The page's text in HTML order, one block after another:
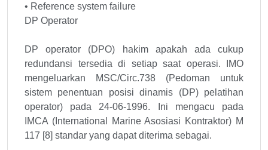
• Reference system failure
DP Operator
DP operator (DPO) hakim apakah ada cukup
redundansi tersedia di setiap saat operasi. IMO
mengeluarkan MSC/Circ.738 (Pedoman untuk
sistem penentuan posisi dinamis (DP) pelatihan
operator) pada 24-06-1996. Ini mengacu pada
IMCA (International Marine Asosiasi Kontraktor) M
117 [8] standar yang dapat diterima sebagai.